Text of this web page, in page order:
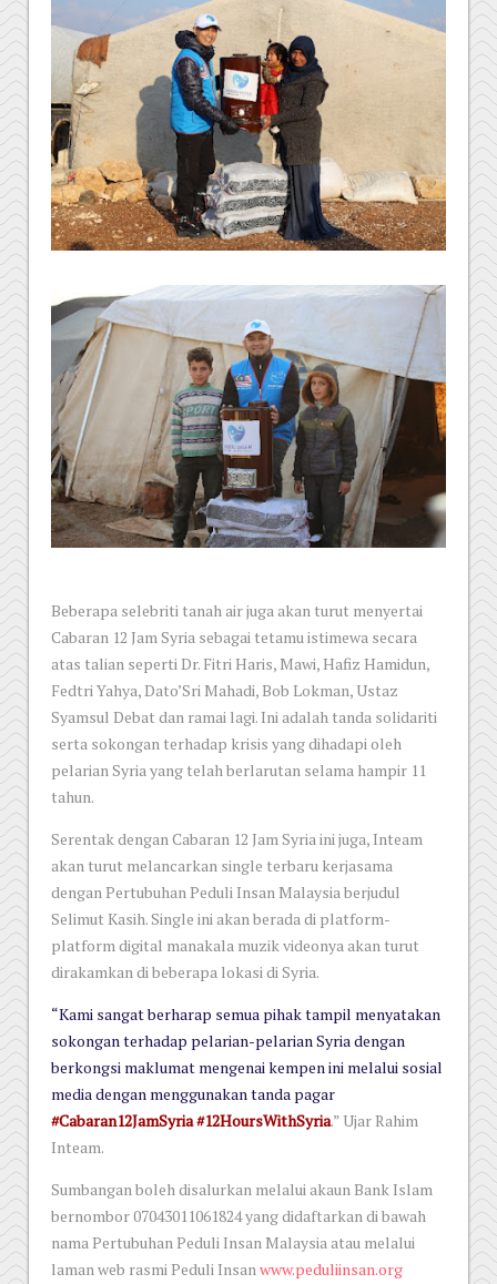
Beberapa selebriti tanah air juga akan turut menyertai
Cabaran 12 Jam Syria sebagai tetamu istimewa secara
atas talian seperti Dr. Fitri Haris, Mawi, Hafiz Hamidun,
Fedtri Yahya, Dato’Sri Mahadi, Bob Lokman, Ustaz
Syamsul Debat dan ramai lagi. Ini adalah tanda solidariti
serta sokongan terhadap krisis yang dihadapi oleh
pelarian Syria yang telah berlarutan selama hampir 11
tahun.
Serentak dengan Cabaran 12 Jam Syria ini juga, Inteam
akan turut melancarkan single terbaru kerjasama
dengan Pertubuhan Peduli Insan Malaysia berjudul
Selimut Kasih. Single ini akan berada di platform-
platform digital manakala muzik videonya akan turut
dirakamkan di beberapa lokasi di Syria.
“Kami sangat berharap semua pihak tampil menyatakan
sokongan terhadap pelarian-pelarian Syria dengan
berkongsi maklumat mengenai kempen ini melalui sosial
media dengan menggunakan tanda pagar
#Cabaran12JamSyria #12HoursWithSyria.” Ujar Rahim
Inteam.
Sumbangan boleh disalurkan melalui akaun Bank Islam
bernombor 07043011061824 yang didaftarkan di bawah
nama Pertubuhan Peduli Insan Malaysia atau melalui
laman web rasmi Peduli Insanwww.peduliinsan.org